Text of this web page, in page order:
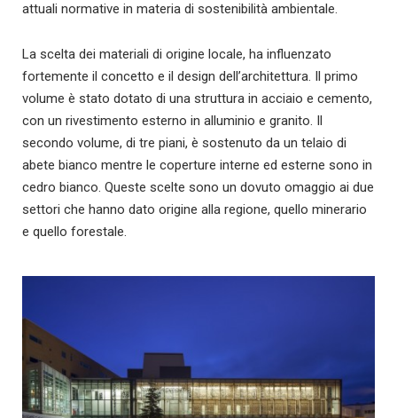
attuali normative in materia di sostenibilità ambientale.
La scelta dei materiali di origine locale, ha influenzato
fortemente il concetto e il design dell’architettura. Il primo
volume è stato dotato di una struttura in acciaio e cemento,
con un rivestimento esterno in alluminio e granito. Il
secondo volume, di tre piani, è sostenuto da un telaio di
abete bianco mentre le coperture interne ed esterne sono in
cedro bianco. Queste scelte sono un dovuto omaggio ai due
settori che hanno dato origine alla regione, quello minerario
e quello forestale.